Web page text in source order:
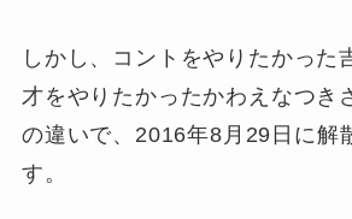
しかし、コントをやりたかった
才をやりたかったかわえなつき
の違いで、2016年8月29日に解
す。